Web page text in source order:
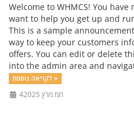
Welcome to WHMCS! You
want to help you get up and
This is a sample
way to keep your customers
offers. You can edit or delete
into the admin area and
לקריאה נוספת »
4חמ מרץ 2025